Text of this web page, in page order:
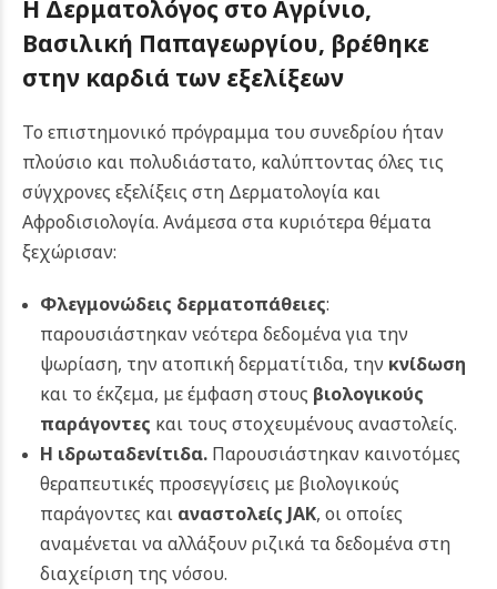
Η Δερματολόγος στο Αγρίνιο,
Βασιλική Παπαγεωργίου, βρέθηκε
στην καρδιά των εξελίξεων
Το επιστημονικό πρόγραμμα του συνεδρίου ήταν
πλούσιο και πολυδιάστατο, καλύπτοντας όλες τις
σύγχρονες εξελίξεις στη Δερματολογία και
Αφροδισιολογία. Ανάμεσα στα κυριότερα θέματα
ξεχώρισαν:
Φλεγμονώδεις δερματοπάθειες:
παρουσιάστηκαν νεότερα δεδομένα για την
ψωρίαση, την ατοπική δερματίτιδα, την κνίδωση
και το έκζεμα, με έμφαση στους βιολογικούς
παράγοντες και τους στοχευμένους αναστολείς.
Η ιδρωταδενίτιδα. Παρουσιάστηκαν καινοτόμες
θεραπευτικές προσεγγίσεις με βιολογικούς
παράγοντες και αναστολείς JAK, οι οποίες
αναμένεται να αλλάξουν ριζικά τα δεδομένα στη
διαχείριση της νόσου.